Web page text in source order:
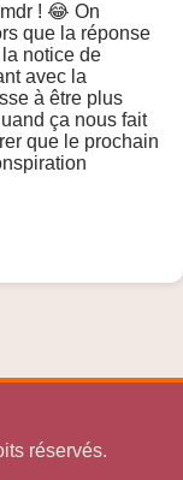
! 😂 On
que la réponse
notice de
avec la
à être plus
ça nous fait
que le prochain
réservés.